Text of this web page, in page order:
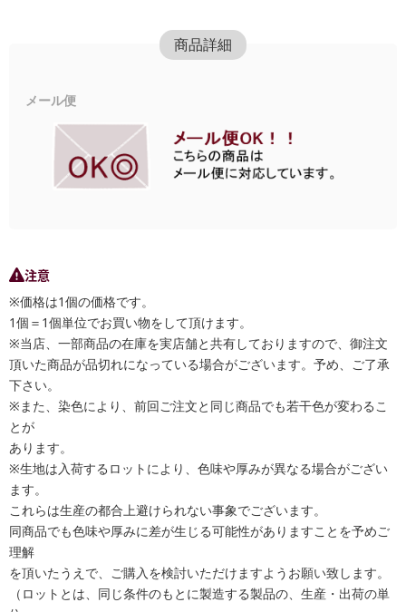
商品詳細
メール便
注意
※価格は1個の価格です。
1個＝1個単位でお買い物をして頂けます。
※当店、一部商品の在庫を実店舗と共有しておりますので、御注文
頂いた商品が品切れになっている場合がございます。予め、ご了承
下さい。
※また、染色により、前回ご注文と同じ商品でも若干色が変わるこ
とが
あります。
※生地は入荷するロットにより、色味や厚みが異なる場合がござい
ます。
これらは生産の都合上避けられない事象でございます。
同商品でも色味や厚みに差が生じる可能性がありますことを予めご
理解
を頂いたうえで、ご購入を検討いただけますようお願い致します。
（ロットとは、同じ条件のもとに製造する製品の、生産・出荷の単